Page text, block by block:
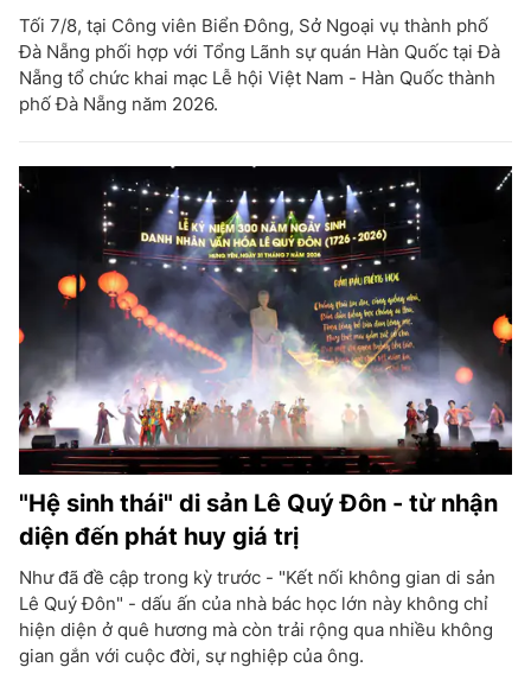
Tối 7/8, tại Công viên Biển Đông, Sở Ngoại vụ thành phố
Đà Nẵng phối hợp với Tổng Lãnh sự quán Hàn Quốc tại Đà
Nẵng tổ chức khai mạc Lễ hội Việt Nam - Hàn Quốc thành
phố Đà Nẵng năm 2026.
"Hệ sinh thái" di sản Lê Quý Đôn - từ nhận
diện đến phát huy giá trị
Như đã đề cập trong kỳ trước - "Kết nối không gian di sản
Lê Quý Đôn" - dấu ấn của nhà bác học lớn này không chỉ
hiện diện ở quê hương mà còn trải rộng qua nhiều không
gian gắn với cuộc đời, sự nghiệp của ông.